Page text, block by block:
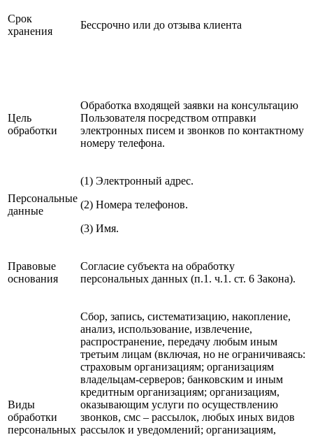
Срок
хранения
Бессрочно или до отзыва клиента
Цель
обработки
Обработка входящей заявки на консультацию
Пользователя посредством отправки
электронных писем и звонков по контактному
номеру телефона.
Персональные
данные
(1) Электронный адрес.
(2) Номера телефонов.
(3) Имя.
Правовые
основания
Согласие субъекта на обработку
персональных данных (п.1. ч.1. ст. 6 Закона).
Виды
обработки
персональных
Cбор, запись, систематизацию, накопление,
анализ, использование, извлечение,
распространение, передачу любым иным
третьим лицам (включая, но не ограничиваясь:
страховым организациям; организациям
владельцам-серверов; банковским и иным
кредитным организациям; организациям,
оказывающим услуги по осуществлению
звонков, смс – рассылок, любых иных видов
рассылок и уведомлений; организациям,